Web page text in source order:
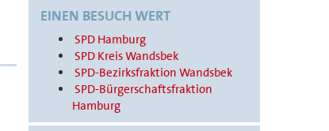
EINEN BESUCH WERT
SPD Hamburg
SPD Kreis Wandsbek
SPD-Bezirksfraktion Wandsbek
SPD-Bürgerschaftsfraktion
Hamburg